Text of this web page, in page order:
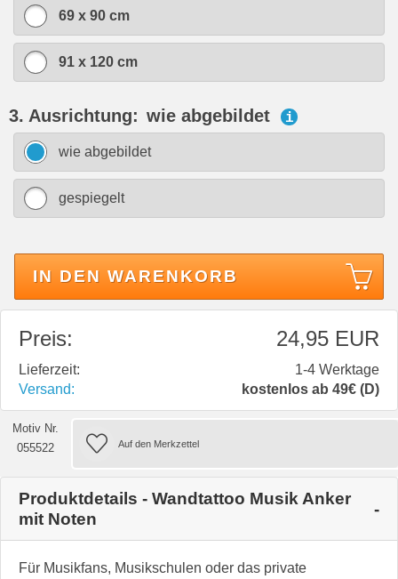
69 x 90 cm
91 x 120 cm
3. Ausrichtung: wie abgebildet i
wie abgebildet
gespiegelt
IN DEN WARENKORB
Preis: 24,95 EUR
Lieferzeit:
1-4 Werktage
Versand:
kostenlos ab 49€ (D)
Motiv Nr.
055522
Produktdetails - Wandtattoo Musik Anker
mit Noten
Für Musikfans, Musikschulen oder das private